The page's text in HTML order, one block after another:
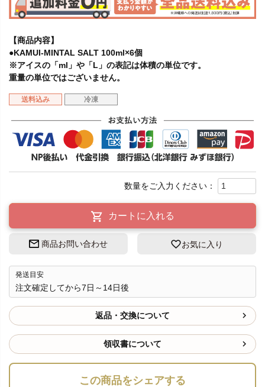
【商品内容】
●KAMUI-MINTAL SALT 100ml×6個
※アイスの「ml」や「L」の表記は体積の単位です。
重量の単位ではございません。
送料込み 冷凍
カートに入れる
商品お問い合わせ お気に入り
発送目安
注文確定してから7日～14日後
返品・交換について
領収書について
この商品をシェアする